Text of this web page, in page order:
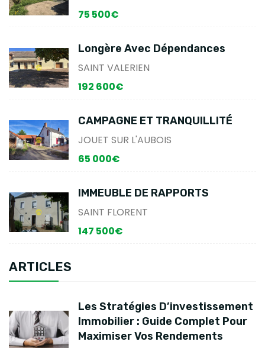
75 500€
Longère Avec Dépendances
SAINT VALERIEN
192 600€
CAMPAGNE ET TRANQUILLITÉ
JOUET SUR L'AUBOIS
65 000€
IMMEUBLE DE RAPPORTS
SAINT FLORENT
147 500€
ARTICLES
Les Stratégies D’investissement
Immobilier : Guide Complet Pour
Maximiser Vos Rendements